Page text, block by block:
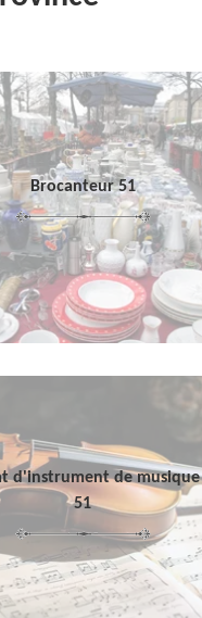
Brocanteur 51
d'instrument de musique
51